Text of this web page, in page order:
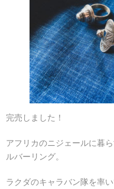
完売しました！
アフリカのニジェールに暮
ルバーリング。
ラクダのキャラバン隊を率